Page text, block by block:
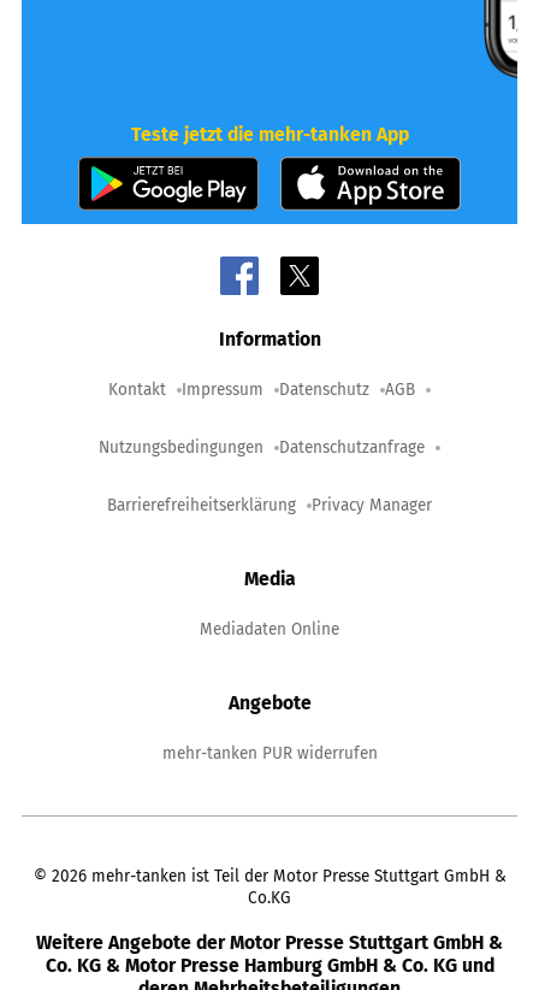
Teste jetzt die mehr-tanken App
Information
Kontakt Impressum Datenschutz AGB
Nutzungsbedingungen Datenschutzanfrage
Barrierefreiheitserklärung Privacy Manager
Media
Mediadaten Online
Angebote
mehr-tanken PUR widerrufen
© 2026 mehr-tanken ist Teil der Motor Presse Stuttgart GmbH &
Co.KG
Weitere Angebote der Motor Presse Stuttgart GmbH &
Co. KG & Motor Presse Hamburg GmbH & Co. KG und